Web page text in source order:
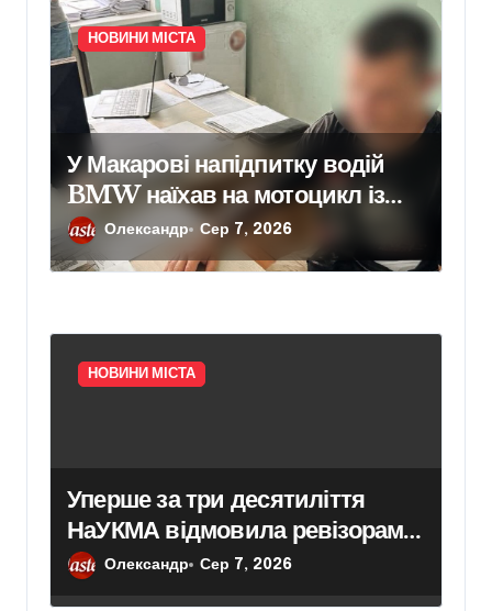
НОВИНИ МІСТА
У Макарові напідпитку водій
BMW наїхав на мотоцикл із
двома підлітками: йому
повідомили про підозру
Олександр Сер 7, 2026
НОВИНИ МІСТА
Уперше за три десятиліття
НаУКМА відмовила ревізорам у
доступі до історичних пам’яток
Олександр Сер 7, 2026